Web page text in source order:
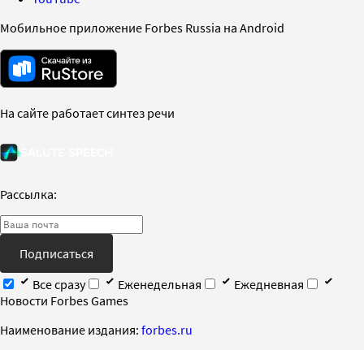
Мобильное приложение Forbes Russia на Android
На сайте работает синтез речи
Рассылка:
Подписаться
Все сразу
Еженедельная
Ежедневная
Новости Forbes Games
Наименование издания: forbes.ru